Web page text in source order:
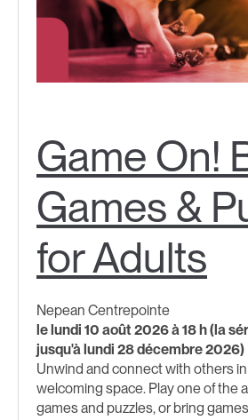
Game On!
Games &
for Adults
Nepean Centrepointe
le lundi 10 août 2026 à 18 h (la
jusqu'à lundi 28 décembre 2026)
Unwind and connect with others in
welcoming space. Play one of the
games and puzzles, or bring